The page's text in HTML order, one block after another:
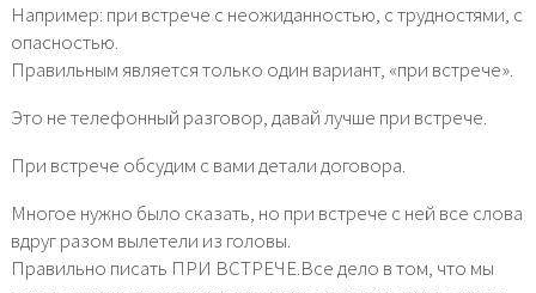
Например: при встрече с неожиданностью, с трудностями, с
опасностью.
Правильным является только один вариант, «при встрече».
Это не телефонный разговор, давай лучше при встрече.
При встрече обсудим с вами детали договора.
Многое нужно было сказать, но при встрече с ней все слова
вдруг разом вылетели из головы.
Правильно писать ПРИ ВСТРЕЧЕ.Все дело в том, что мы